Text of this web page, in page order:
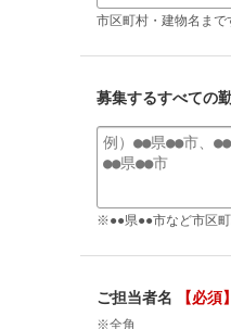
市区町村・建物名ま
募集するすべての
※●●県●●市など市区町
ご担当者名 【必須】
※全角